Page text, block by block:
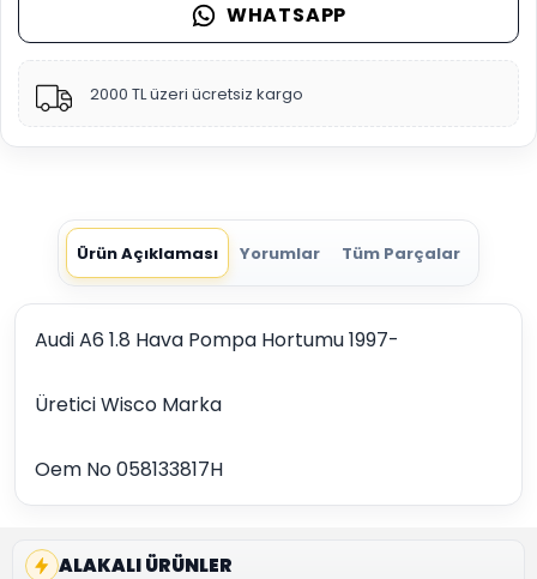
WHATSAPP
2000 TL üzeri ücretsiz kargo
Ürün Açıklaması Yorumlar Tüm Parçalar
Audi A6 1.8 Hava Pompa Hortumu 1997-
Üretici Wisco Marka
Oem No 058133817H
ALAKALI ÜRÜNLER